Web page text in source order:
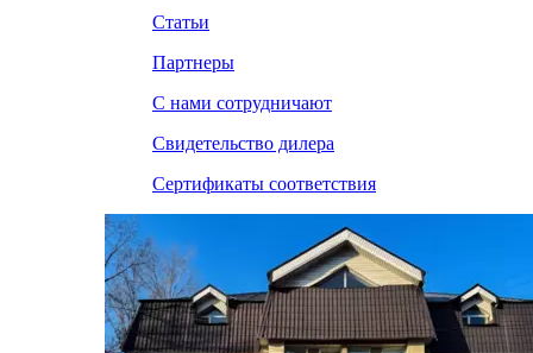
Статьи
Партнеры
С нами сотрудничают
Свидетельство дилера
Сертификаты соответствия